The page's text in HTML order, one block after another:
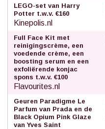
LEGO-set van Harry
Potter t.w.v. €160
Kinepolis.nl
Full Face Kit met
reinigingscrème, een
voedende crème, een
boosting serum en een
exfoliërende konjac
spons t.w.v. €100
Flavourites.nl
Geuren Paradigme Le
Parfum van Prada en de
Black Opium Pink Glaze
van Yves Saint